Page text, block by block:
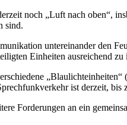
noch „Luft nach oben“,
sind.
untereinander den
Einheiten ausreichend
ist derzeit,
Forderungen an ein